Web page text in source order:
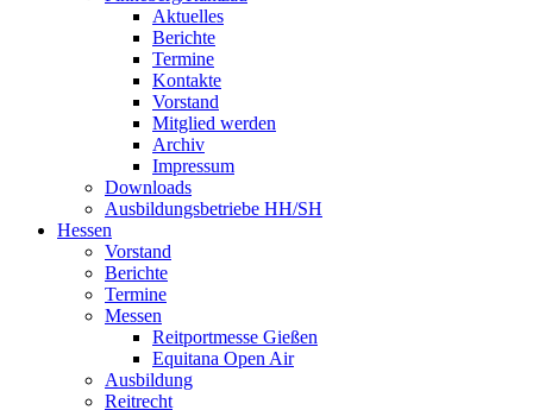
Aktuelles
Berichte
Termine
Kontakte
Vorstand
Mitglied werden
Archiv
Impressum
Downloads
Ausbildungsbetriebe HH/SH
Hessen
Vorstand
Berichte
Termine
Messen
Reitportmesse Gießen
Equitana Open Air
Ausbildung
Reitrecht